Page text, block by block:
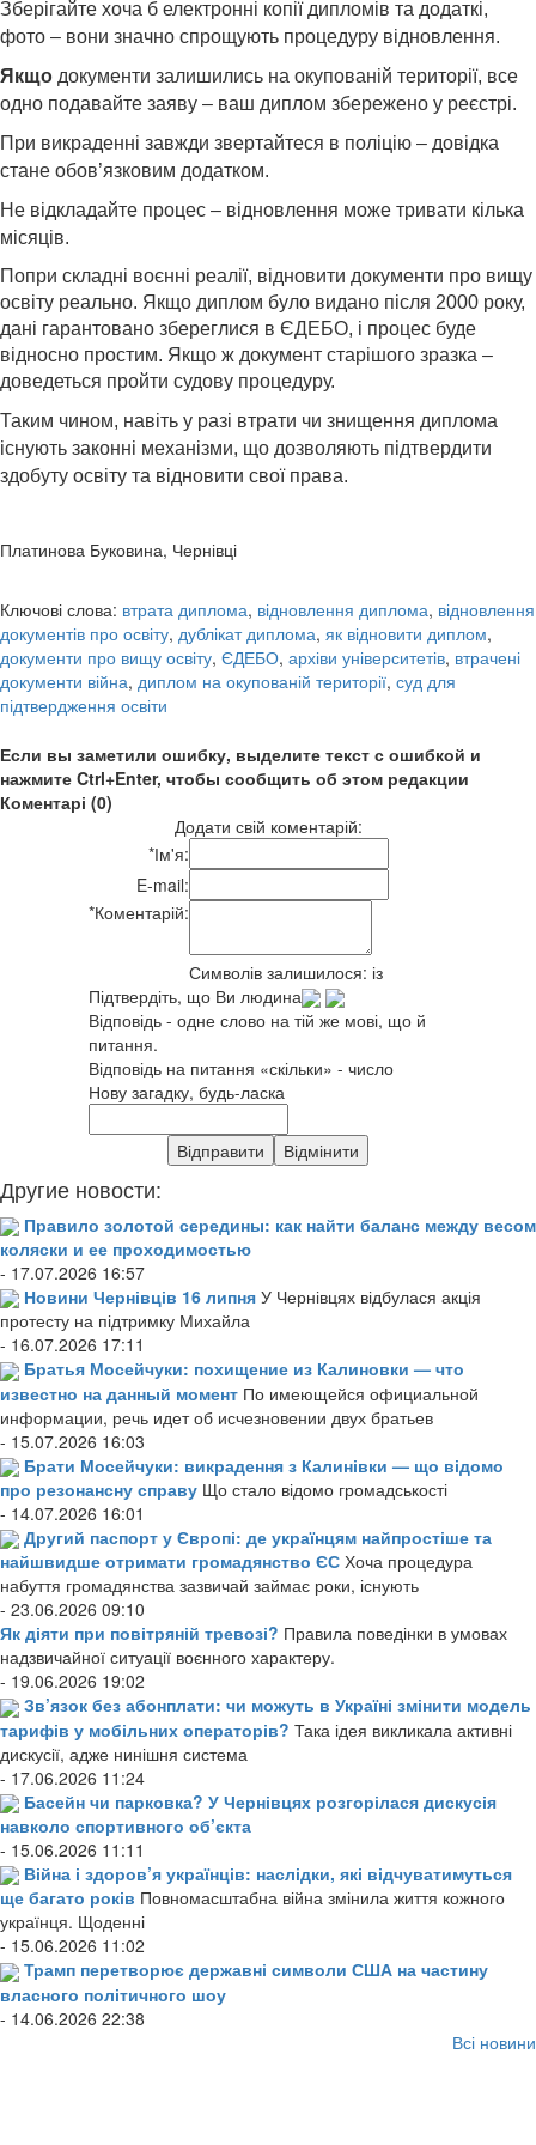
Зберігайте хоча б електронні копії дипломів та додаткі,
фото – вони значно спрощують процедуру відновлення.
Якщо документи залишились на окупованій території, все
одно подавайте заяву – ваш диплом збережено у реєстрі.
При викраденні завжди звертайтеся в поліцію – довідка
стане обов’язковим додатком.
Не відкладайте процес – відновлення може тривати кілька
місяців.
Попри складні воєнні реалії, відновити документи про вищу
освіту реально. Якщо диплом було видано після 2000 року,
дані гарантовано збереглися в ЄДЕБО, і процес буде
відносно простим. Якщо ж документ старішого зразка –
доведеться пройти судову процедуру.
Таким чином, навіть у разі втрати чи знищення диплома
існують законні механізми, що дозволяють підтвердити
здобуту освіту та відновити свої права.
Платинова Буковина, Чернівці
Ключові слова: втрата диплома, відновлення диплома, відновлення
документів про освіту, дублікат диплома, як відновити диплом,
документи про вищу освіту, ЄДЕБО, архіви університетів, втрачені
документи війна, диплом на окупованій території, суд для
підтвердження освіти
Если вы заметили ошибку, выделите текст с ошибкой и
нажмите Ctrl+Enter, чтобы сообщить об этом редакции
Коментарі (0)
Додати свій коментарій:
*Ім'я:
E-mail:
*Коментарій:
Символів залишилося: із
Підтвердіть, що Ви людина
Відповідь - одне слово на тій же мові, що й
питання.
Відповідь на питання «скільки» - число
Нову загадку, будь-ласка
Другие новости:
Правило золотой середины: как найти баланс между весом
коляски и ее проходимостью
- 17.07.2026 16:57
Новини Чернівців 16 липня У Чернівцях відбулася акція
протесту на підтримку Михайла
- 16.07.2026 17:11
Братья Мосейчуки: похищение из Калиновки — что
известно на данный момент По имеющейся официальной
информации, речь идет об исчезновении двух братьев
- 15.07.2026 16:03
Брати Мосейчуки: викрадення з Калинівки — що відомо
про резонансну справу Що стало відомо громадськості
- 14.07.2026 16:01
Другий паспорт у Європі: де українцям найпростіше та
найшвидше отримати громадянство ЄС Хоча процедура
набуття громадянства зазвичай займає роки, існують
- 23.06.2026 09:10
Як діяти при повітряній тревозі? Правила поведінки в умовах
надзвичайної ситуації воєнного характеру.
- 19.06.2026 19:02
Зв’язок без абонплати: чи можуть в Україні змінити модель
тарифів у мобільних операторів? Така ідея викликала активні
дискусії, адже нинішня система
- 17.06.2026 11:24
Басейн чи парковка? У Чернівцях розгорілася дискусія
навколо спортивного об’єкта
- 15.06.2026 11:11
Війна і здоров’я українців: наслідки, які відчуватимуться
ще багато років Повномасштабна війна змінила життя кожного
українця. Щоденні
- 15.06.2026 11:02
Трамп перетворює державні символи США на частину
власного політичного шоу
- 14.06.2026 22:38
Всі новини